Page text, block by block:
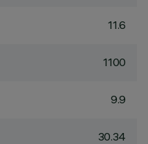
11.6
1100
9.9
30.34